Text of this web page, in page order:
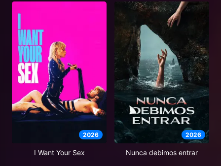
2026
I Want Your Sex
2026
Nunca debimos entrar